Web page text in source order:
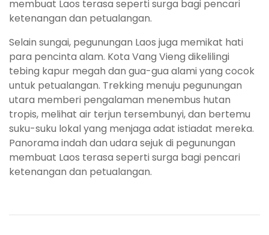
membuat Laos terasa seperti surga bagi pencari
ketenangan dan petualangan.
Selain sungai, pegunungan Laos juga memikat hati
para pencinta alam. Kota Vang Vieng dikelilingi
tebing kapur megah dan gua-gua alami yang cocok
untuk petualangan. Trekking menuju pegunungan
utara memberi pengalaman menembus hutan
tropis, melihat air terjun tersembunyi, dan bertemu
suku-suku lokal yang menjaga adat istiadat mereka.
Panorama indah dan udara sejuk di pegunungan
membuat Laos terasa seperti surga bagi pencari
ketenangan dan petualangan.